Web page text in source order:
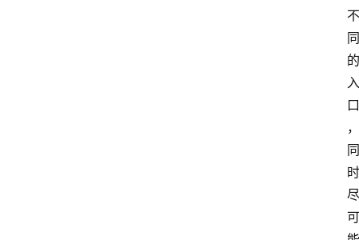
不
同
的
入
口
，
同
时
尽
可